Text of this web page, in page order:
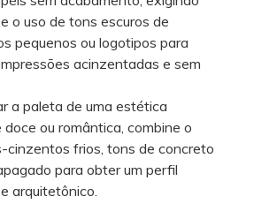
o uso de tons escuros de
pequenos ou logotipos para
acinzentadas e sem
paleta de uma estética
ou romântica, combine o
cinzentos frios, tons de concreto
para obter um perfil
arquitetônico.